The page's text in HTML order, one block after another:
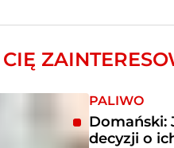
PALIWO
Domański:
decyzji o